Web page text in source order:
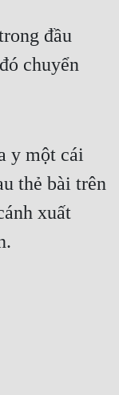
đầu
chuyển
y một cái
thẻ bài trên
xuất